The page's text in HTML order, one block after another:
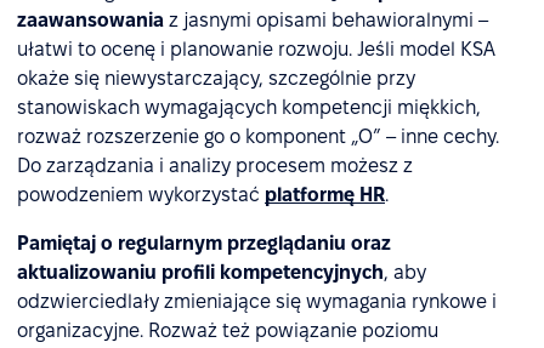
zaawansowania z jasnymi opisami behawioralnymi –
ułatwi to ocenę i planowanie rozwoju. Jeśli model KSA
okaże się niewystarczający, szczególnie przy
stanowiskach wymagających kompetencji miękkich,
rozważ rozszerzenie go o komponent „O” – inne cechy.
Do zarządzania i analizy procesem możesz z
powodzeniem wykorzystać platformę HR.
Pamiętaj o regularnym przeglądaniu oraz
aktualizowaniu profili kompetencyjnych, aby
odzwierciedlały zmieniające się wymagania rynkowe i
organizacyjne. Rozważ też powiązanie poziomu